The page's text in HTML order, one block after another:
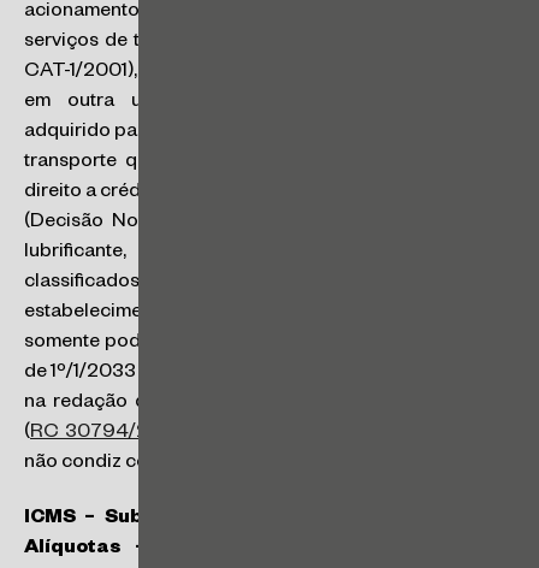
acionamento dos veículos utilizados na prestação de
serviços de transporte (item 3.5 da Decisão Normativa
CAT-1/2001), mesmo em relação à aquisição realizada
em outra unidade da Federação. O combustível
adquirido para ser utilizado em prestação de serviço de
transporte que se inicie em outro Estado não enseja
direito a crédito na escrita fiscal do contribuinte paulista
(Decisão Normativa CAT-1/2001). No tocante ao óleo
lubrificante, pneus e câmaras de ar, quando forem
classificados como materiais de uso e consumo do
estabelecimento, os créditos a eles correspondentes
somente poderão ser lançados na escrita fiscal a partir
de 1º/1/2033 (art. 33, I da Lei Complementar nº 87/1996,
na redação dada pela Lei Complementar nº 171/2019)
(RC 30794/2024
não condiz com o entendimento do STJ sobre o tema.
ICMS – Substituição tributária – Diferencial de
Alíquotas – Remessa interestadual realizada